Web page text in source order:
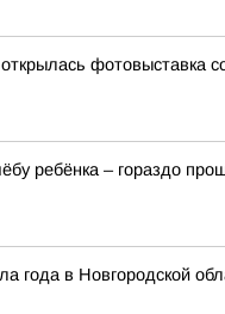
фотовыставка
ребёнка – гораздо
года в Новгородской